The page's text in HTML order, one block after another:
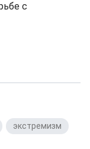
с
экстремизм